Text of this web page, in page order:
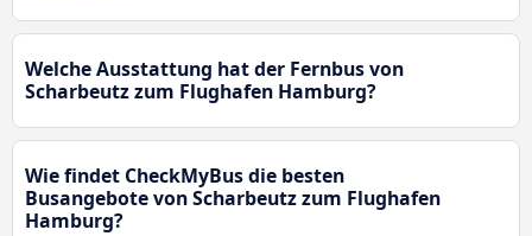
Welche Ausstattung hat der Fernbus von
Scharbeutz zum Flughafen Hamburg?
Wie findet CheckMyBus die besten
Busangebote von Scharbeutz zum Flughafen
Hamburg?